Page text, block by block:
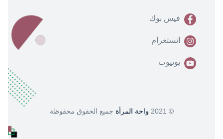
فيس بوك
انستغرام
يوتيوب
© 2021 واحة المرأة جميع الحقوق محفوظة